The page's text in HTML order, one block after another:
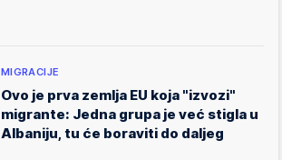
MIGRACIJE
Ovo je prva zemlja EU koja "izvozi"
migrante: Jedna grupa je već stigla u
Albaniju, tu će boraviti do daljeg